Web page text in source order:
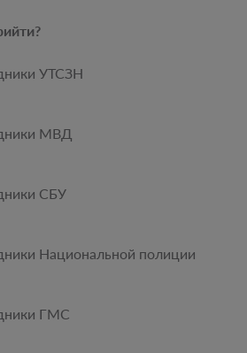
УТСЗН
МВД
СБУ
Национальной полиции
ГМС